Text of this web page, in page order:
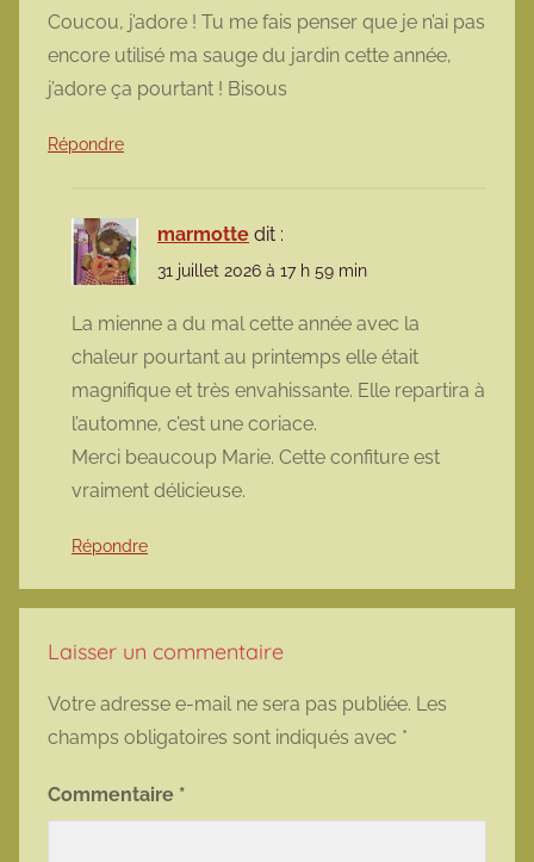
Coucou, j’adore ! Tu me fais penser que je n’ai pas
encore utilisé ma sauge du jardin cette année,
j’adore ça pourtant ! Bisous
Répondre
marmotte dit :
31 juillet 2026 à 17 h 59 min
La mienne a du mal cette année avec la
chaleur pourtant au printemps elle était
magnifique et très envahissante. Elle repartira à
l’automne, c’est une coriace.
Merci beaucoup Marie. Cette confiture est
vraiment délicieuse.
Répondre
Laisser un commentaire
Votre adresse e-mail ne sera pas publiée. Les
champs obligatoires sont indiqués avec *
Commentaire *